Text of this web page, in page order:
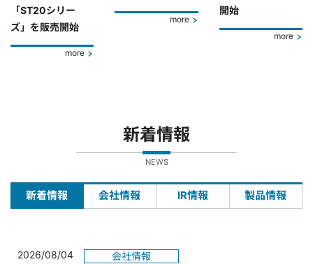
「ST20シリー
ズ」を販売開始
more
more
開始
more
新着情報
NEWS
新着情報 会社情報 IR情報 製品情報
2026/08/04
会社情報